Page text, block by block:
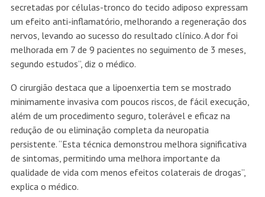
secretadas por células-tronco do tecido adiposo expressam
um efeito anti-inflamatório, melhorando a regeneração dos
nervos, levando ao sucesso do resultado clínico. A dor foi
melhorada em 7 de 9 pacientes no seguimento de 3 meses,
segundo estudos”, diz o médico.
O cirurgião destaca que a lipoenxertia tem se mostrado
minimamente invasiva com poucos riscos, de fácil execução,
além de um procedimento seguro, tolerável e eficaz na
redução de ou eliminação completa da neuropatia
persistente. “Esta técnica demonstrou melhora significativa
de sintomas, permitindo uma melhora importante da
qualidade de vida com menos efeitos colaterais de drogas”,
explica o médico.